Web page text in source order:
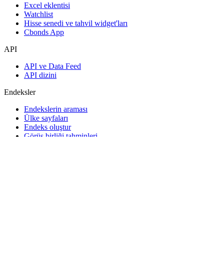
Excel eklentisi
Watchlist
Hisse senedi ve tahvil widget'ları
Cbonds App
API
API ve Data Feed
API dizini
Endeksler
Endekslerin araması
Ülke sayfaları
Endeks oluştur
Görüş birliği tahminleri